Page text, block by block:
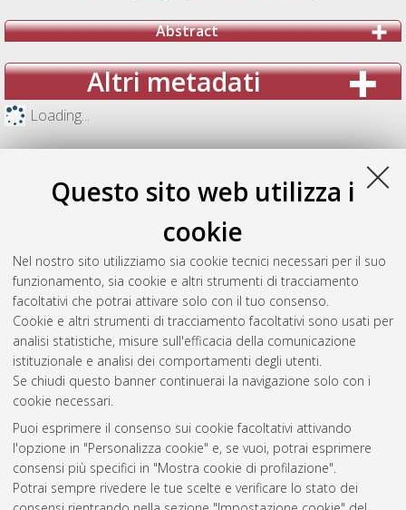
Questo sito web utilizza i
cookie
Nel nostro sito utilizziamo sia cookie tecnici necessari per il suo
funzionamento, sia cookie e altri strumenti di tracciamento
facoltativi che potrai attivare solo con il tuo consenso.
Cookie e altri strumenti di tracciamento facoltativi sono usati per
analisi statistiche, misure sull'efficacia della comunicazione
istituzionale e analisi dei comportamenti degli utenti.
Se chiudi questo banner continuerai la navigazione solo con i
cookie necessari.
Puoi esprimere il consenso sui cookie facoltativi attivando
l'opzione in "Personalizza cookie" e, se vuoi, potrai esprimere
consensi più specifici in "Mostra cookie di profilazione".
Potrai sempre rivedere le tue scelte e verificare lo stato dei
Abstract
Altri metadati
Loading...
Gestione del documento:
Atom
Rss 1.0
Rss 2.0